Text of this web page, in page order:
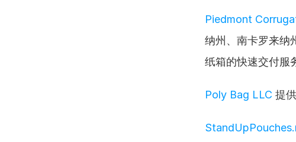
Piedmont
纳州、南卡罗来纳
纸箱的快速交付服
Poly Bag LLC 提